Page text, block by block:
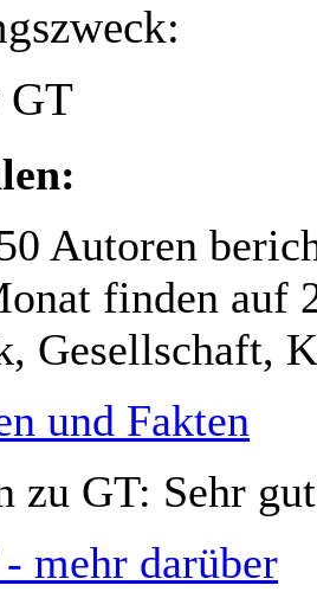
GT
Autoren
finden auf
Gesellschaft,
und Fakten
zu GT: Sehr
mehr darüber